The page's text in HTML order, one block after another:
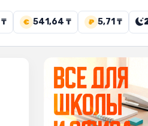
€ 541,64 ₸ ₽ 5,71 ₸